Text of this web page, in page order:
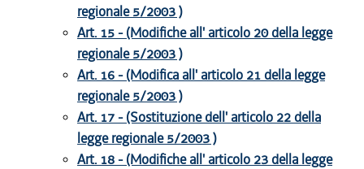
regionale 5/2003 )
Art. 15 - (Modifiche all' articolo 20 della legge
regionale 5/2003 )
Art. 16 - (Modifica all' articolo 21 della legge
regionale 5/2003 )
Art. 17 - (Sostituzione dell' articolo 22 della
legge regionale 5/2003 )
Art. 18 - (Modifiche all' articolo 23 della legge